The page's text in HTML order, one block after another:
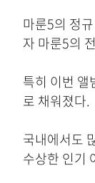
마룬5의 정
자 마룬5의
특히 이번
로 채워졌다.
국내에서도
수상한 인기